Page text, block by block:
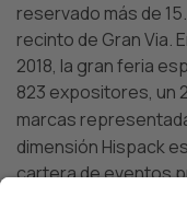
reservado más de
recinto de Gran Via.
2018, la gran feria
823 expositores, un
marcas
dimensión Hispack
cartera de eventos